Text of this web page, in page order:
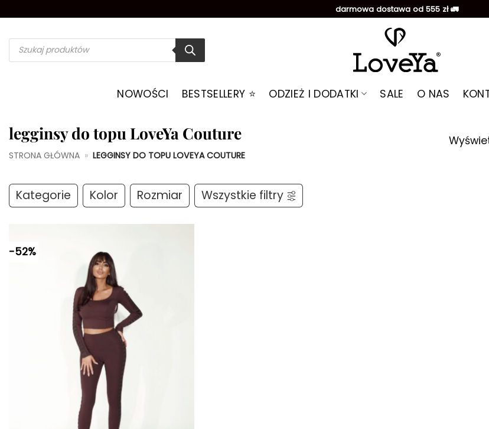
zawartości
darmowa dostawa od 555 zł 🚛
Wyszukiwarka
produktów
NOWOŚCI BESTSELLERY ⭐️ ODZIEŻ I DODATKI SALE O NAS
legginsy do topu LoveYa Couture
STRONA GŁÓWNA » LEGGINSY DO TOPU LOVEYA COUTURE
Kategorie Kolor Rozmiar Wszystkie filtry
-52%